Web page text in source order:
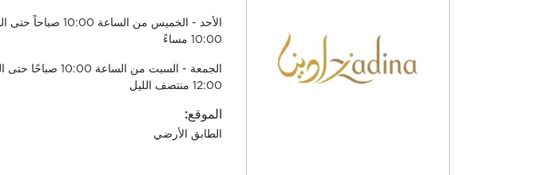
الأحد - الخميس من الساعة 10:00
10:00 مساءً
الجمعة - السبت من الساعة 10:00
12:00 منتصف الليل
الموقع:
الطابق الأرضي